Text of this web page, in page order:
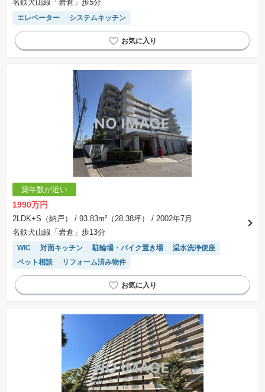
名鉄犬山線「岩倉」歩5分
エレベーター システムキッチン
築年数が近い
1990万円
2LDK+S（納戸） / 93.83m²（28.38坪）
/ 2002年7月
名鉄犬山線「岩倉」歩13分
WIC 対面キッチン 駐輪場・バイク置き場
温水洗浄便座
ペット相談
リフォーム済み物件